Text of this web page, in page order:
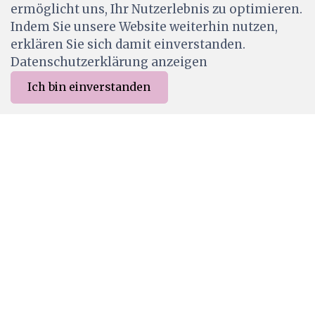
Merkliste Menu
CHF 0.35 0.50
Ab Lager
ermöglicht uns, Ihr Nutzerlebnis zu optimieren.
Indem Sie unsere Website weiterhin nutzen,
erklären Sie sich damit einverstanden.
Datenschutzerklärung anzeigen
Ich bin einverstanden